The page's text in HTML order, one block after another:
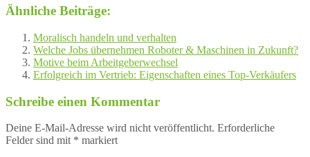
Ähnliche Beiträge:
Moralisch handeln und verhalten
Welche Jobs übernehmen Roboter & Maschinen in Zukunft?
Motive beim Arbeitgeberwechsel
Erfolgreich im Vertrieb: Eigenschaften eines Top-Verkäufers
Schreibe einen Kommentar
Deine E-Mail-Adresse wird nicht veröffentlicht. Erforderliche
Felder sind mit * markiert